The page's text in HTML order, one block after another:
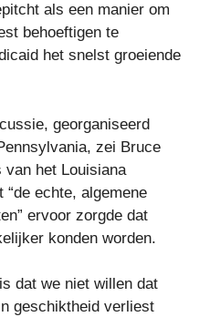
als een manier om
behoeftigen te
het snelst groeiende
georganiseerd
zei Bruce
het Louisiana
“de echte, algemene
ervoor zorgde dat
konden worden.
dat we niet willen dat
geschiktheid verliest